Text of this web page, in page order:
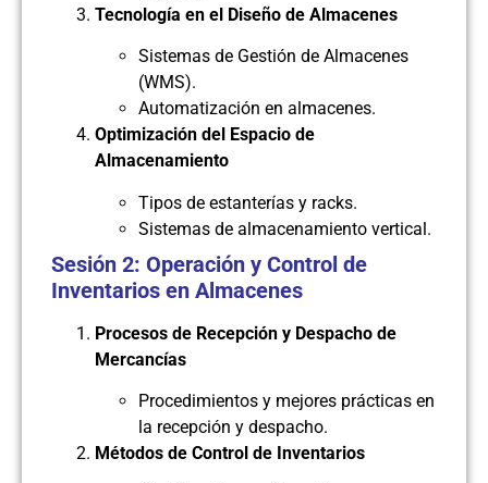
Tecnología en el Diseño de Almacenes
Sistemas de Gestión de Almacenes
(WMS).
Automatización en almacenes.
Optimización del Espacio de
Almacenamiento
Tipos de estanterías y racks.
Sistemas de almacenamiento vertical.
Sesión 2: Operación y Control de
Inventarios en Almacenes
Procesos de Recepción y Despacho de
Mercancías
Procedimientos y mejores prácticas en
la recepción y despacho.
Métodos de Control de Inventarios